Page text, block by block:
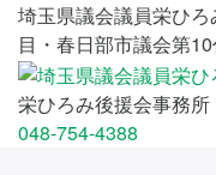
埼玉県議会議員栄ひ
目・春日部市議会第
栄ひろみ後援会事務所
048-754-4388